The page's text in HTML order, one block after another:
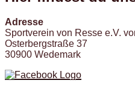
Adresse
Sportverein von Resse e.V.
Osterbergstraße 37
30900 Wedemark